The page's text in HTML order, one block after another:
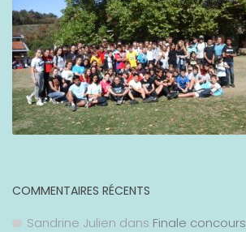
COMMENTAIRES RÉCENTS
Sandrine Julien dans Finale